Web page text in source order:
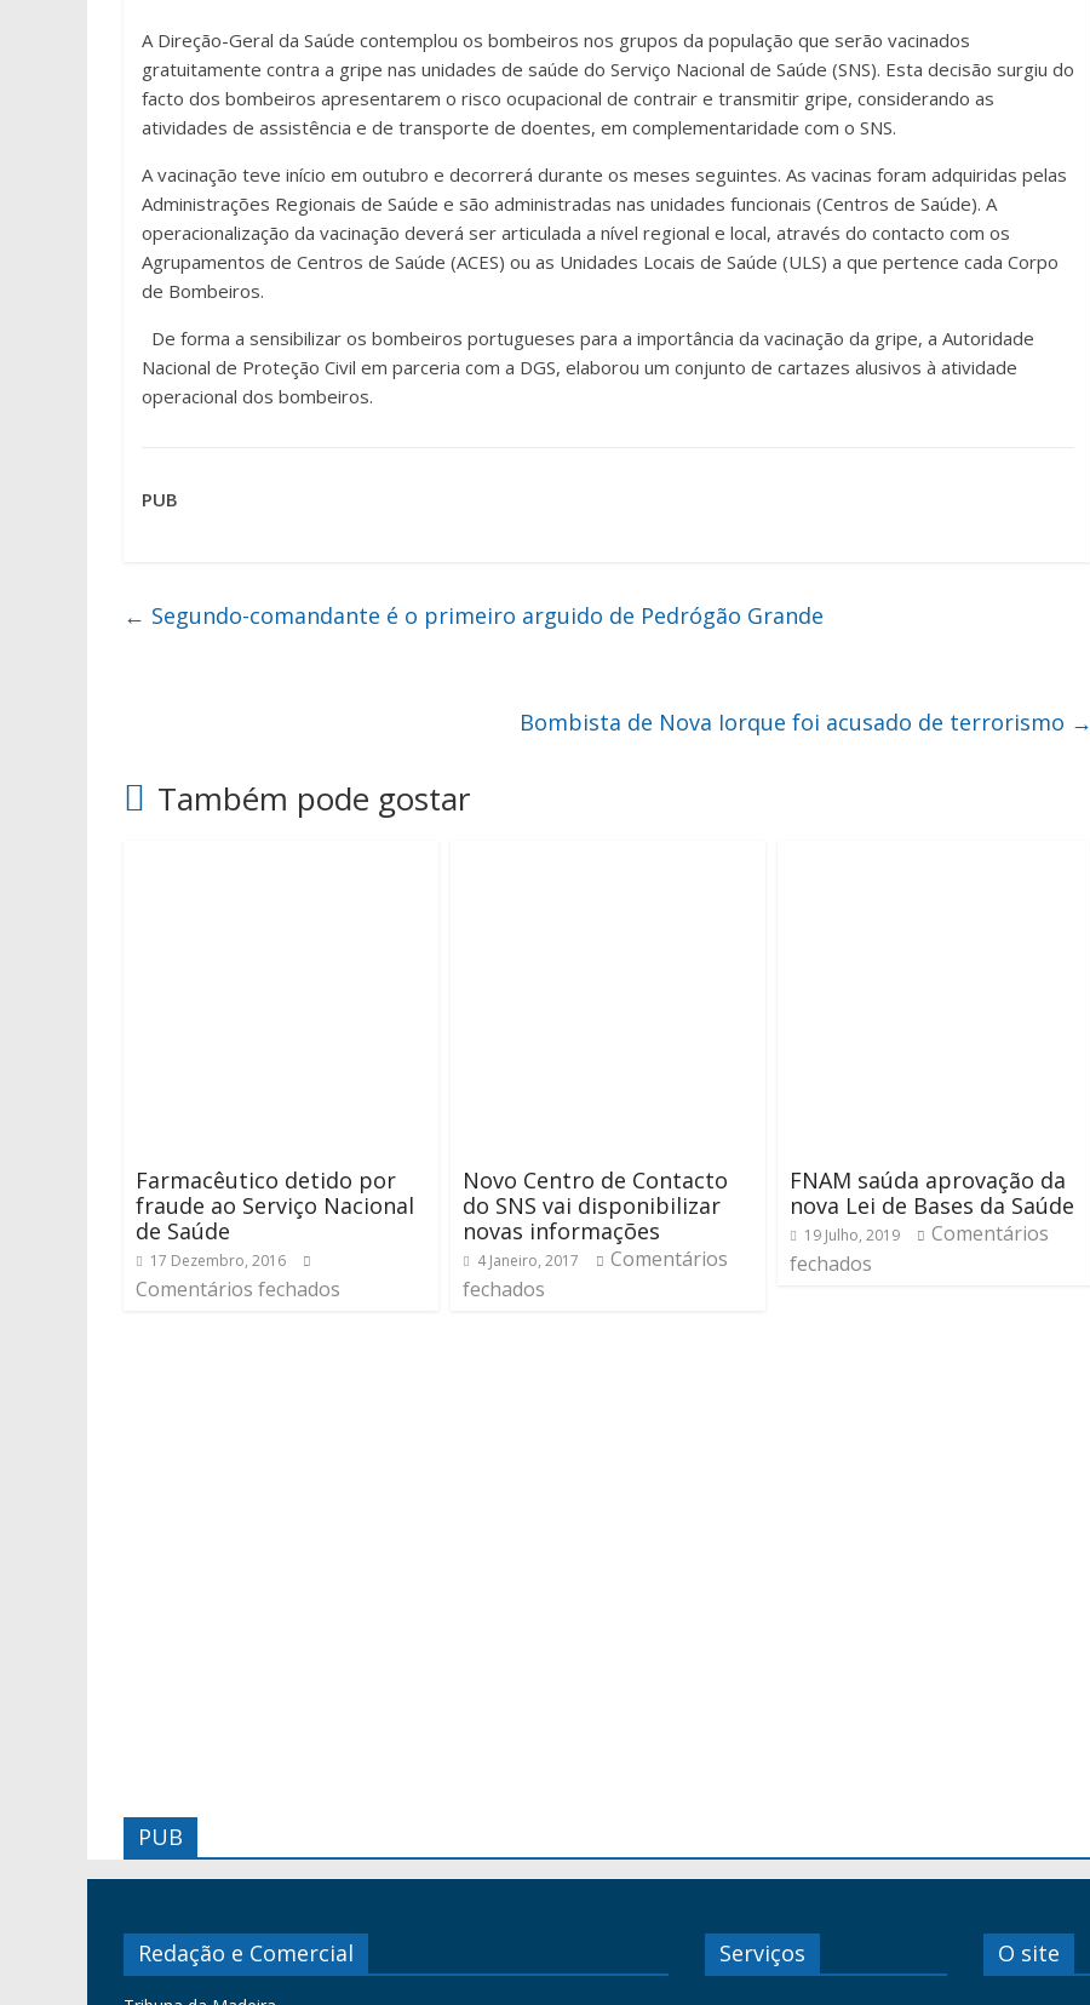
A Direção-Geral da Saúde contemplou os bombeiros nos grupos da população que serão vacinados
gratuitamente contra a gripe nas unidades de saúde do Serviço Nacional de Saúde (SNS). Esta decisão surgiu do
facto dos bombeiros apresentarem o risco ocupacional de contrair e transmitir gripe, considerando as
atividades de assistência e de transporte de doentes, em complementaridade com o SNS.
A vacinação teve início em outubro e decorrerá durante os meses seguintes. As vacinas foram adquiridas pelas
Administrações Regionais de Saúde e são administradas nas unidades funcionais (Centros de Saúde). A
operacionalização da vacinação deverá ser articulada a nível regional e local, através do contacto com os
Agrupamentos de Centros de Saúde (ACES) ou as Unidades Locais de Saúde (ULS) a que pertence cada Corpo
de Bombeiros.
De forma a sensibilizar os bombeiros portugueses para a importância da vacinação da gripe, a Autoridade
Nacional de Proteção Civil em parceria com a DGS, elaborou um conjunto de cartazes alusivos à atividade
operacional dos bombeiros.
PUB
← Segundo-comandante é o primeiro arguido de Pedrógão Grande
Bombista de Nova Iorque foi acusado de terrorismo →
Também pode gostar
Farmacêutico detido por
fraude ao Serviço Nacional
de Saúde
17 Dezembro, 2016
Comentários fechados
Novo Centro de Contacto
do SNS vai disponibilizar
novas informações
4 Janeiro, 2017
Comentários
fechados
FNAM saúda aprovação da
nova Lei de Bases da Saúde
19 Julho, 2019
Comentários
fechados
PUB
Redação e Comercial Serviços O site